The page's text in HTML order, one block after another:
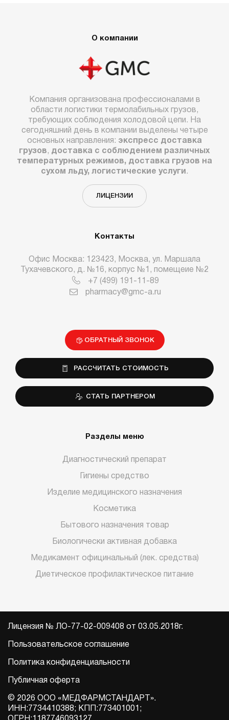
О компании
Компания организована профессионалами в
области логистики термолабильных грузов,
требующих соблюдения холодовой цепи. На
сегодняшний день в компании выделены четыре
основных направления: экспресс доставка
грузов, доставка с соблюдением различных
температурных режимов, доставка грузов на
сухом льду, логистические услуги .
ЛИЦЕНЗИИ
Контакты
Офис Москва: 123423, Москва, ул. Маршала
Тухачевского, д. №16, корпус №1, помещеие №2
+7 (499) 191-11-89
pharmacy@gmc-a.ru
ОБРАТНЫЙ ЗВОНОК
РАССЧИТАТЬ СТОИМОСТЬ
СТАТЬ ПАРТНЕРОМ
Разделы меню
Диагностический препарат
Гигиены средство
Изделие медицинского назначения
Косметика
Бытового назначения товар
Биологически активная добавка
Медикамент официнальный (лек. средства)
Диетическое профилактическое питание
Лицензия № ЛО-77-02-009408 от 03.05.2018г.
Пользовательское соглашение
Политика конфиденциальности
Публичная оферта
© 2026 ООО «МЕДФАРМСТАНДАРТ».
ИНН:7734410388; КПП:773401001;